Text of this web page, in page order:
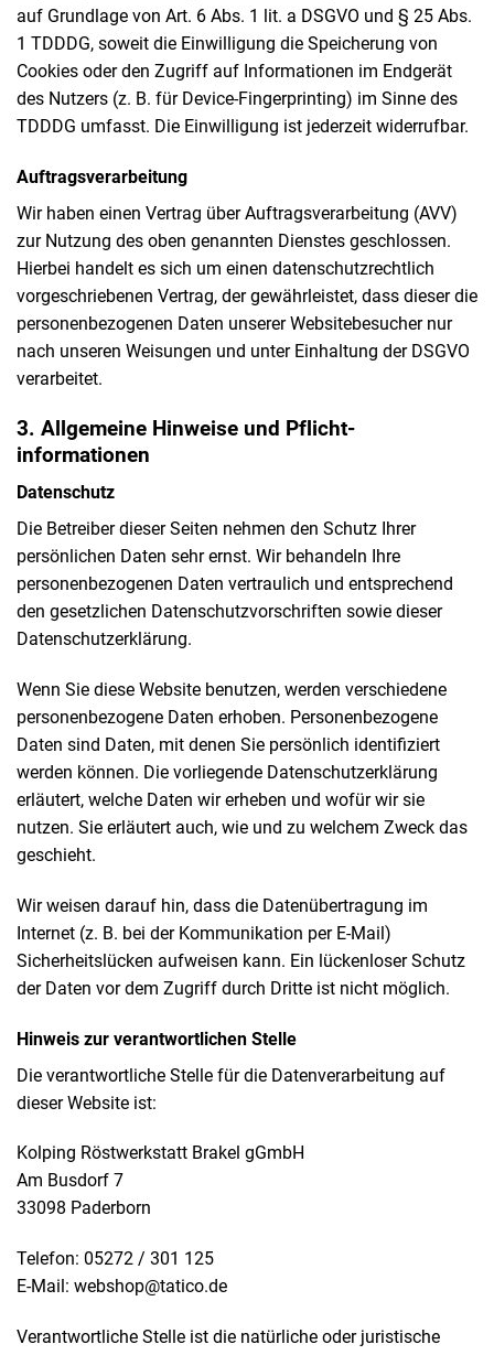
auf Grundlage von Art. 6 Abs. 1 lit. a DSGVO und § 25 Abs.
1 TDDDG, soweit die Einwilligung die Speicherung von
Cookies oder den Zugriff auf Informationen im Endgerät
des Nutzers (z. B. für Device-Fingerprinting) im Sinne des
TDDDG umfasst. Die Einwilligung ist jederzeit widerrufbar.
Auftragsverarbeitung
Wir haben einen Vertrag über Auftragsverarbeitung (AVV)
zur Nutzung des oben genannten Dienstes geschlossen.
Hierbei handelt es sich um einen datenschutzrechtlich
vorgeschriebenen Vertrag, der gewährleistet, dass dieser die
personenbezogenen Daten unserer Websitebesucher nur
nach unseren Weisungen und unter Einhaltung der DSGVO
verarbeitet.
3. Allgemeine Hinweise und Pflicht­
informationen
Datenschutz
Die Betreiber dieser Seiten nehmen den Schutz Ihrer
persönlichen Daten sehr ernst. Wir behandeln Ihre
personenbezogenen Daten vertraulich und entsprechend
den gesetzlichen Datenschutzvorschriften sowie dieser
Datenschutzerklärung.
Wenn Sie diese Website benutzen, werden verschiedene
personenbezogene Daten erhoben. Personenbezogene
Daten sind Daten, mit denen Sie persönlich identifiziert
werden können. Die vorliegende Datenschutzerklärung
erläutert, welche Daten wir erheben und wofür wir sie
nutzen. Sie erläutert auch, wie und zu welchem Zweck das
geschieht.
Wir weisen darauf hin, dass die Datenübertragung im
Internet (z. B. bei der Kommunikation per E-Mail)
Sicherheitslücken aufweisen kann. Ein lückenloser Schutz
der Daten vor dem Zugriff durch Dritte ist nicht möglich.
Hinweis zur verantwortlichen Stelle
Die verantwortliche Stelle für die Datenverarbeitung auf
dieser Website ist:
Kolping Röstwerkstatt Brakel gGmbH
Am Busdorf 7
33098 Paderborn
Telefon: 05272 / 301 125
E-Mail: webshop@tatico.de
Verantwortliche Stelle ist die natürliche oder juristische